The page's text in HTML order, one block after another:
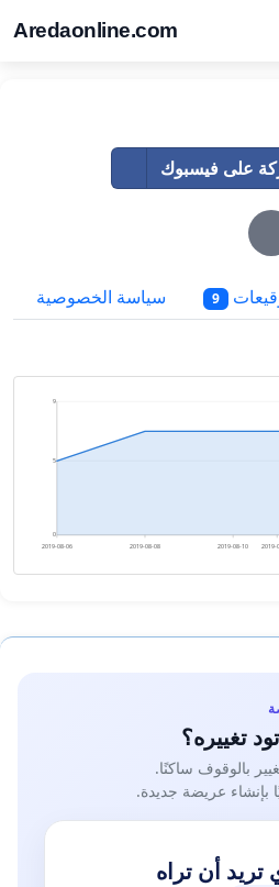
Aredaonline.com
على فيسبوك
9 سياسة الخصوصية
0
5
9
2019-08-06 2019-08-08 2019-08-10 2019-
تغييره؟
بالوقوف ساكنًا.
بإنشاء عريضة جديدة.
تريد أن تراه